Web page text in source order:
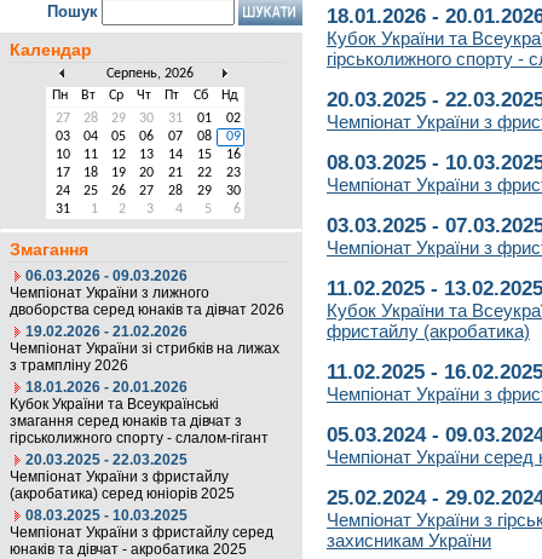
Пошук
Календар
Серпень, 2026
Пн
Вт Ср Чт Пт Сб
Нд
27
28 29 30 31 01
02
03
04 05 06 07 08
09
10
11 12 13 14 15
16
17
18 19 20 21 22
23
24
25 26 27 28 29
30
31
1 2 3 4 5 6
Змагання
06.03.2026 - 09.03.2026
Чемпіонат України з лижного
двоборства серед юнаків та дівчат 2026
19.02.2026 - 21.02.2026
Чемпіонат України зі стрибків на лижах
з трампліну 2026
18.01.2026 - 20.01.2026
Кубок України та Всеукраїнські
змагання серед юнаків та дівчат з
гірськолижного спорту - слалом-гігант
20.03.2025 - 22.03.2025
Чемпіонат України з фристайлу
(акробатика) серед юніорів 2025
08.03.2025 - 10.03.2025
Чемпіонат України з фристайлу серед
юнаків та дівчат - акробатика 2025
18.01.2026 -
Кубок України та
гірськолижного спорту -
20.03.2025 -
Чемпіонат України з
08.03.2025 -
Чемпіонат України з
03.03.2025 -
Чемпіонат України з
11.02.2025 - 13.02.2025
Кубок України та
фристайлу (акробатика)
11.02.2025 - 16.02.2025
Чемпіонат України з
05.03.2024 -
Чемпіонат України серед
25.02.2024 -
Чемпіонат України з
захисникам України